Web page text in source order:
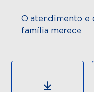
O atendimento e
família merece